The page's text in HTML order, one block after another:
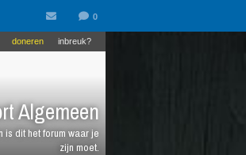
Algemeen
dit het forum waar je
zijn moet.
inbreuk?
doneren